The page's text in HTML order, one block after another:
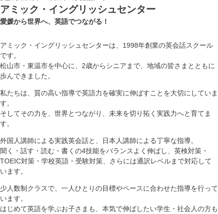
アミック・イングリッシュセンター
愛媛から世界へ、英語でつながる！
アミック・イングリッシュセンターは、1998年創業の英会話スクール
です。
松山市・東温市を中心に、2歳からシニアまで、地域の皆さまとともに
歩んできました。
私たちは、質の高い指導で英語力を確実に伸ばすことを大切にしていま
す。
そしてその力を、世界とつながり、未来を切り拓く実践力へと育てま
す。
外国人講師による実践英会話と、日本人講師による丁寧な指導。
聞く・話す・読む・書くの4技能をバランスよく伸ばし、英検対策・
TOEIC対策・学校英語・受験対策、さらには通訳レベルまで対応して
います。
少人数制クラスで、一人ひとりの目標やペースに合わせた指導を行って
います。
はじめて英語を学ぶお子さまも、本気で伸ばしたい学生・社会人の方も